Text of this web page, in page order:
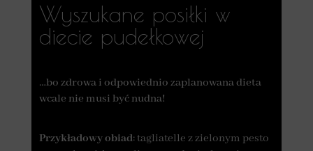
Wyszukane posiłki w
diecie pudełkowej
…bo zdrowa i odpowiednio zaplanowana dieta
wcale nie musi być nudna!
Przykładowy obiad: tagliatelle z zielonym pesto